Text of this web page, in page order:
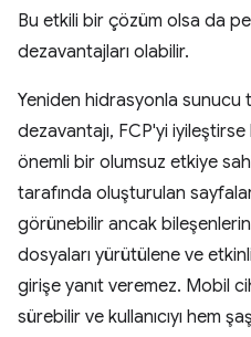
Bu etkili bir çözüm olsa da
dezavantajları olabilir.
Yeniden hidrasyonla sunucu
dezavantajı, FCP'yi
önemli bir olumsuz etkiye
tarafında oluşturulan
görünebilir ancak
dosyaları yürütülene ve
girişe yanıt veremez. Mobil
sürebilir ve kullanıcıyı hem